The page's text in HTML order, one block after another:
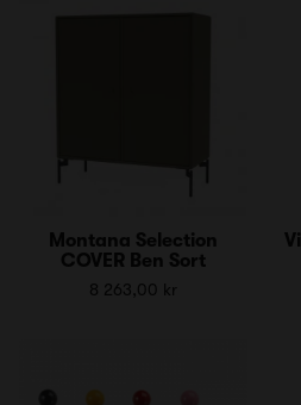
Montana Selection
COVER Ben Sort
8 263,00 kr